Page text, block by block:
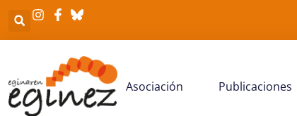
Asociación Publicaciones